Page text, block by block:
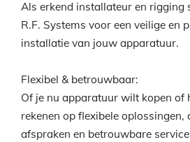
Als erkend installateur en rigging
R.F. Systems voor een veilige en
installatie van jouw apparatuur.
Flexibel & betrouwbaar:
Of je nu apparatuur wilt kopen of
rekenen op flexibele oplossingen,
afspraken en betrouwbare